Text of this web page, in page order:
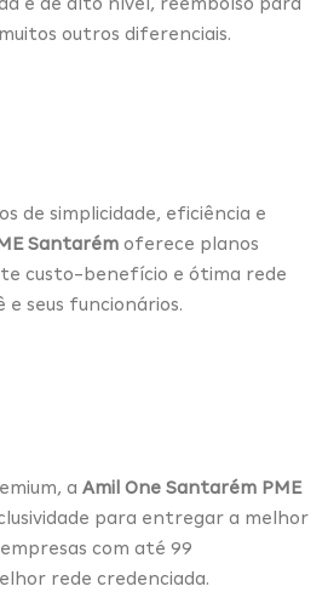
outros diferenciais.
de simplicidade, eficiência e
Santarém oferece planos
custo-benefício e ótima rede
e seus funcionários.
a Amil One Santarém PME
para entregar a melhor
com até 99
rede credenciada.